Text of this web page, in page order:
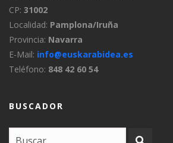
CP: 31002
Localidad: Pamplona/Iruña
Provincia: Navarra
E-Mail: info@euskarabidea.es
Teléfono: 848 42 60 54
BUSCADOR